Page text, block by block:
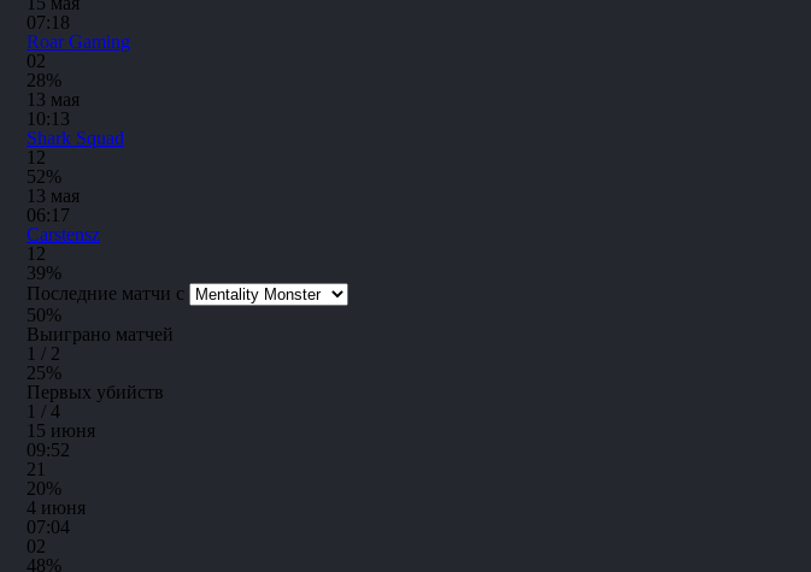
07:18
Roar Gaming
02
28%
13 мая
10:13
Shark Squad
1 2
52%
13 мая
06:17
Carstensz
1 2
39%
Последние матчи с
50%
Выиграно матчей
1 / 2
25%
Первых убийств
1 / 4
15 июня
09:52
21
20%
4 июня
07:04
02
48%